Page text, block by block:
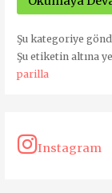
Şu kategoriye
Şu etiketin altına
parilla
Instagram